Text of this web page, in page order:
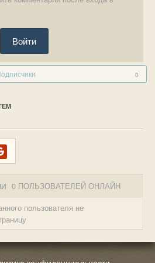
Войти
0
0 ПОЛЬЗОВАТЕЛЕЙ ОНЛАЙН
пользователя не